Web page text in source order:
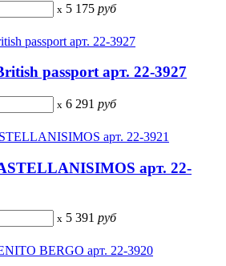
x 5 175 руб
passport арт. 22-3927
x 6 291 руб
арт. 22-
x 5 391 руб